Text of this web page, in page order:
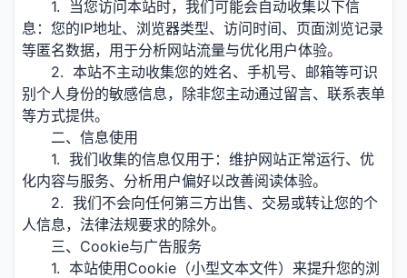
1. 当您访问本站时，我们可能会自动收集以下信
息：您的IP地址、浏览器类型、访问时间、页面浏览记录
等匿名数据，用于分析网站流量与优化用户体验。
2. 本站不主动收集您的姓名、手机号、邮箱等可识
别个人身份的敏感信息，除非您主动通过留言、联系表单
等方式提供。
二、信息使用
1. 我们收集的信息仅用于：维护网站正常运行、优
化内容与服务、分析用户偏好以改善阅读体验。
2. 我们不会向任何第三方出售、交易或转让您的个
人信息，法律法规要求的除外。
三、Cookie与广告服务
1. 本站使用Cookie（小型文本文件）来提升您的浏